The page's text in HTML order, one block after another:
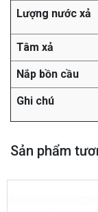
Lượng nước xả
Tâm xả
Nắp bồn cầu
Ghi chú
Sản phẩm